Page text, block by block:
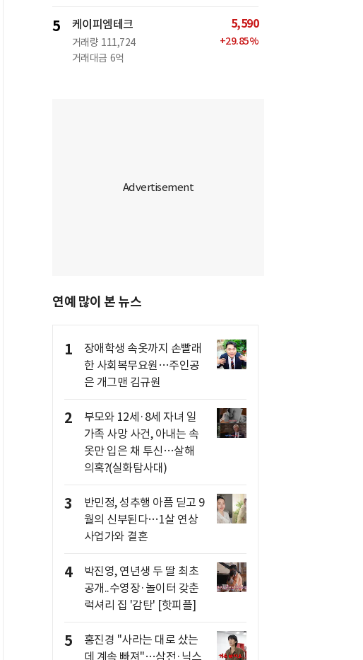
5 케이피엠테크
거래량 111,724
거래대금 6억
5,590
+29.85%
연예 많이 본 뉴스
1
장애학생 속옷까지 손빨래
한 사회복무요원…주인공
은 개그맨 김규원
2
부모와 12세·8세 자녀 일
가족 사망 사건, 아내는 속
옷만 입은 채 투신…살해
의혹?(실화탐사대)
3
반민정, 성추행 아픔 딛고 9
월의 신부된다…1살 연상
사업가와 결혼
4
박진영, 연년생 두 딸 최초
공개..수영장·놀이터 갖춘
럭셔리 집 '감탄' [핫피플]
5
홍진경 "사라는 대로 샀는
데 계속 빠져"…삼전·닉스